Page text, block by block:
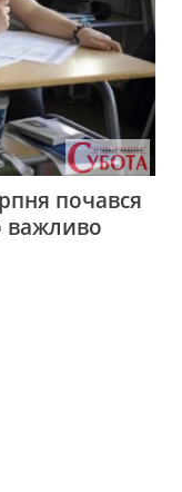
почався
важливо